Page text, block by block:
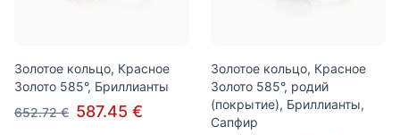
Золотое кольцо, Красное
Золото 585°, Бриллианты
652.72 € 587.45 €
Золотое кольцо, Красное
Золото 585°, родий
(покрытие), Бриллианты,
Сапфир